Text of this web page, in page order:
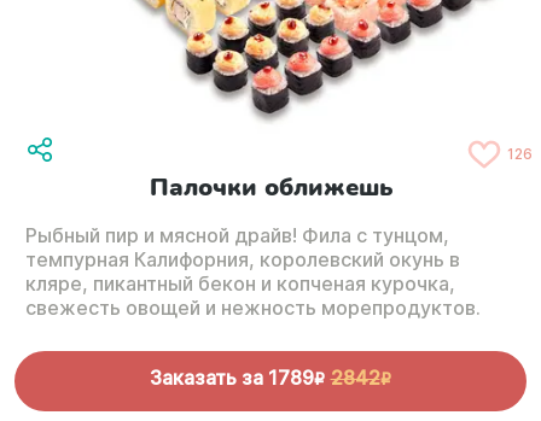
126
Палочки оближешь
Рыбный пир и мясной драйв! Фила с тунцом,
темпурная Калифорния, королевский окунь в
кляре, пикантный бекон и копченая курочка,
свежесть овощей и нежность морепродуктов.
Заказать за 1789R 2842R